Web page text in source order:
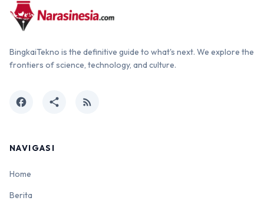
BingkaiTekno is the definitive guide to what's next. We explore the
frontiers of science, technology, and culture.
facebook share rss_feed
NAVIGASI
Home
Berita